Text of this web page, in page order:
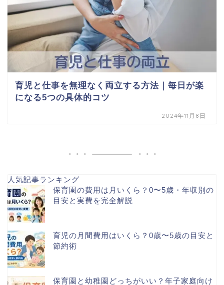
育児と仕事を無理なく両立する方法｜毎日が楽
になる5つの具体的コツ
2024年11月8日
人気記事ランキング
保育園の費用は月いくら？0〜5歳・年収別の
目安と実費を完全解説
育児の月間費用はいくら？0歳〜5歳の目安と
節約術
保育園と幼稚園どっちがいい？年子家庭向け